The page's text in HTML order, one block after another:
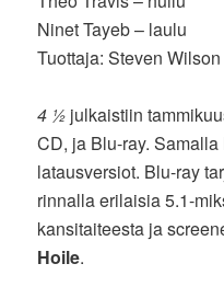
Ninet Tayeb – laulu
Tuottaja: Steven Wilson
4 ½ julkaistiin
CD, ja Blu-ray.
latausversiot. Blu-ray
rinnalla erilaisia 5.1-
kansitaiteesta ja
Hoile.